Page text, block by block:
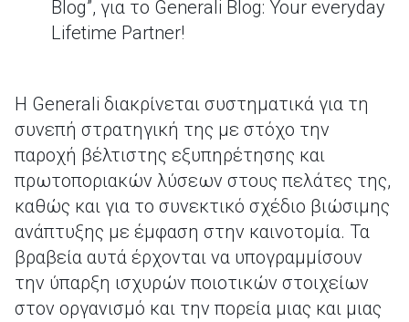
Blog”, για το Generali Blog: Your everyday
Lifetime Partner!
Η Generali διακρίνεται συστηματικά για τη
συνεπή στρατηγική της με στόχο την
παροχή βέλτιστης εξυπηρέτησης και
πρωτοποριακών λύσεων στους πελάτες της,
καθώς και για το συνεκτικό σχέδιο βιώσιμης
ανάπτυξης με έμφαση στην καινοτομία. Τα
βραβεία αυτά έρχονται να υπογραμμίσουν
την ύπαρξη ισχυρών ποιοτικών στοιχείων
στον οργανισμό και την πορεία μιας και μιας